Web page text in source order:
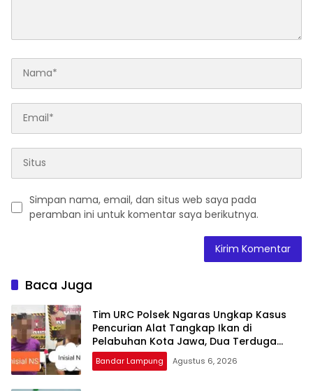
Simpan nama, email, dan situs web saya pada
peramban ini untuk komentar saya berikutnya.
Baca Juga
Tim URC Polsek Ngaras Ungkap Kasus
Pencurian Alat Tangkap Ikan di
Pelabuhan Kota Jawa, Dua Terduga
Pelaku Diamankan.
Bandar Lampung Agustus 6, 2026